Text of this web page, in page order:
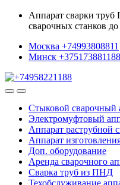
Skip
Skip
Аппарат сварки
сварочных станков
Москва +74993808811
Минск +375173881188
Стыковой сварочный
Электромуфтовый
Аппарат раструбной
Аппарат
Доп. оборудование
Аренда сварочного
Сварка труб из ПНД
Техобслуживание